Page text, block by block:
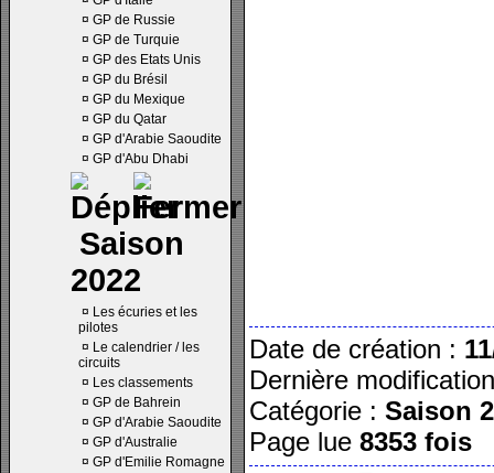
¤ GP de Russie
¤ GP de Turquie
¤ GP des Etats Unis
¤ GP du Brésil
¤ GP du Mexique
¤ GP du Qatar
¤ GP d'Arabie Saoudite
¤ GP d'Abu Dhabi
Saison
2022
¤ Les écuries et les
pilotes
¤ Le calendrier / les
circuits
¤ Les classements
¤ GP de Bahrein
¤ GP d'Arabie Saoudite
¤ GP d'Australie
¤ GP d'Emilie Romagne
Date de création :
Dernière
Catégorie : Saison
Page lue 8353 fois